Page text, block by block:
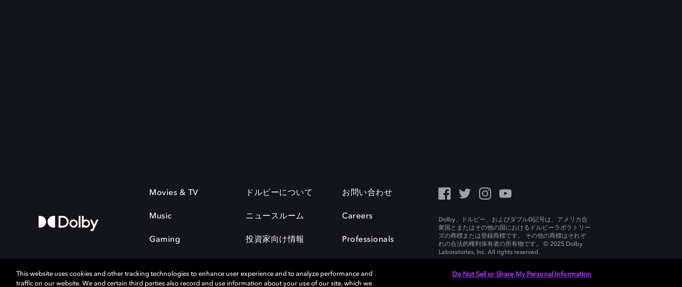
Movies & TV
Music
Gaming
ドルビーについて
ニュースルーム
投資家向け情報
お問い合わせ
Careers
Professionals
Dolby、ドルビー、およびダブルD記号は、アメリカ合
衆国とまたはその他の国におけるドルビーラボラトリー
ズの商標または登録商標です。 その他の商標はそれぞ
れの合法的権利保有者の所有物です。 © 2025 Dolby
Laboratories, Inc. All rights reserved.
This website uses cookies and other tracking technologies to enhance user experience and to analyze performance and
traffic on our website. We and certain third parties also record and use information about your use of our site, which we
Do Not Sell or Share My Personal Information